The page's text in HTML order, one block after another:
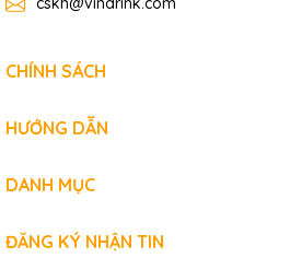
CHÍNH SÁCH
HƯỚNG DẪN
DANH MỤC
ĐĂNG KÝ NHẬN TIN